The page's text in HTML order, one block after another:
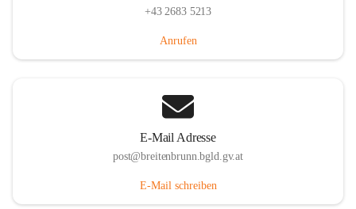
+43 2683 5213
Anrufen
E-Mail Adresse
post@breitenbrunn.bgld.gv.at
E-Mail schreiben